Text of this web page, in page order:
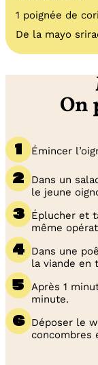
1 poignée de
De la mayo
On
Émincer
Dans un
le jeune
Éplucher et
même
Dans une
la viande en
Après 1
minute.
Déposer le
concombres